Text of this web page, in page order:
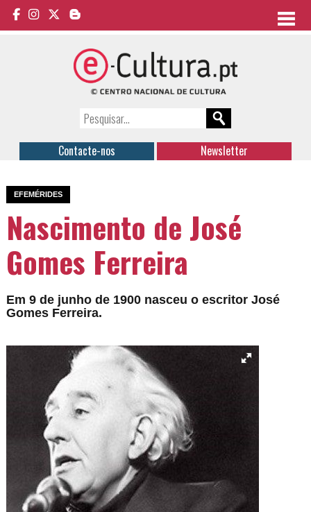
Contacte-nos Newsletter
EFEMÉRIDES
Nascimento de José
Gomes Ferreira
Em 9 de junho de 1900 nasceu o escritor José
Gomes Ferreira.